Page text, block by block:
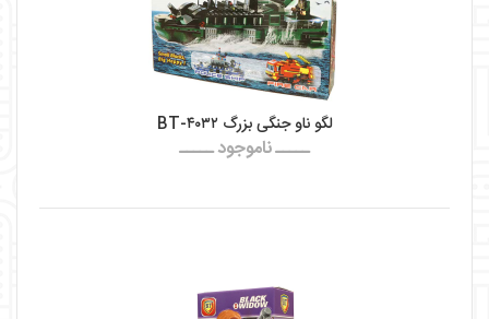
لگو ناو جنگی بزرگ BT-۴۰۳۲
ـــــ ناموجود ـــــ